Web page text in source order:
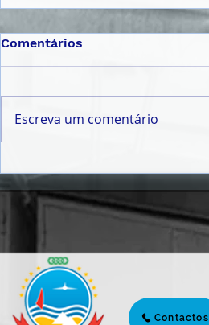
𝟮𝟬𝟮𝟲 | 𝗣𝗔𝗟𝗘𝗦𝗧𝗥𝗔
𝗜𝗡𝗖𝗘𝗡𝗧𝗜𝗩𝗔 𝗝𝗢𝗩𝗘𝗡𝗦 À
𝗖𝗜𝗗𝗔𝗗𝗔𝗡𝗜𝗔 𝗔𝗧𝗜𝗩𝗔 𝗘
𝗣𝗔𝗥𝗧𝗜𝗖𝗜𝗣𝗔ÇÃ𝗢 𝗖Í𝗩𝗜𝗖𝗔
Comentários
Escreva um comentário
Contactos